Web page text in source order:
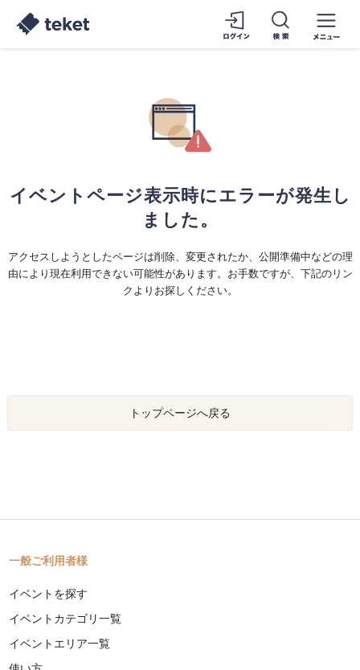
イベントページ表示時にエラーが発生し
ました。
アクセスしようとしたページは削除、変更されたか、公開準備中などの理
由により現在利用できない可能性があります。お手数ですが、下記のリン
クよりお探しください。
トップページへ戻る
一般ご利用者様
イベントを探す
イベントカテゴリ一覧
イベントエリア一覧